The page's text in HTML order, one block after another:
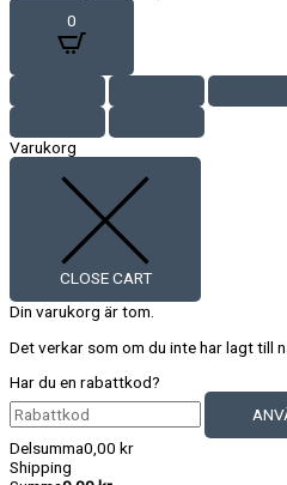
0
Varukorg
CLOSE CART
Din varukorg är tom.
Det verkar som om du inte har lagt till
Har du en rabattkod?
Delsumma0,00 kr
Shipping